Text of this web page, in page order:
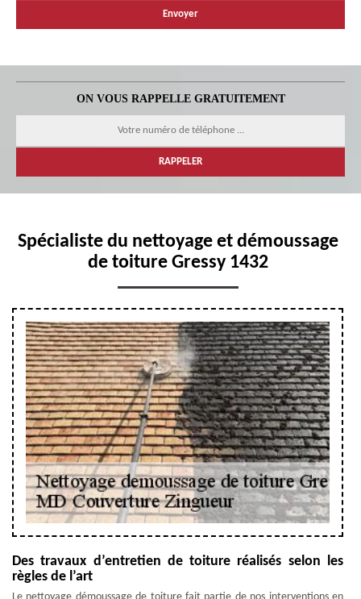
ON VOUS RAPPELLE GRATUITEMENT
Spécialiste du nettoyage et démoussage
de toiture Gressy 1432
Des travaux d’entretien de toiture réalisés selon les
règles de l’art